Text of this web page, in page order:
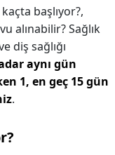
başlıyor?,
alınabilir? Sağlık
diş sağlığı
aynı gün
1, en geç 15 gün
.